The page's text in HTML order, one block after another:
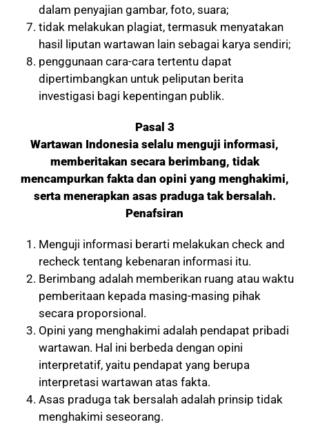
dalam penyajian gambar, foto, suara;
tidak melakukan plagiat, termasuk menyatakan
hasil liputan wartawan lain sebagai karya sendiri;
penggunaan cara-cara tertentu dapat
dipertimbangkan untuk peliputan berita
investigasi bagi kepentingan publik.
Pasal 3
Wartawan Indonesia selalu menguji informasi,
memberitakan secara berimbang, tidak
mencampurkan fakta dan opini yang menghakimi,
serta menerapkan asas praduga tak bersalah.
Penafsiran
Menguji informasi berarti melakukan check and
recheck tentang kebenaran informasi itu.
Berimbang adalah memberikan ruang atau waktu
pemberitaan kepada masing-masing pihak
secara proporsional.
Opini yang menghakimi adalah pendapat pribadi
wartawan. Hal ini berbeda dengan opini
interpretatif, yaitu pendapat yang berupa
interpretasi wartawan atas fakta.
Asas praduga tak bersalah adalah prinsip tidak
menghakimi seseorang.